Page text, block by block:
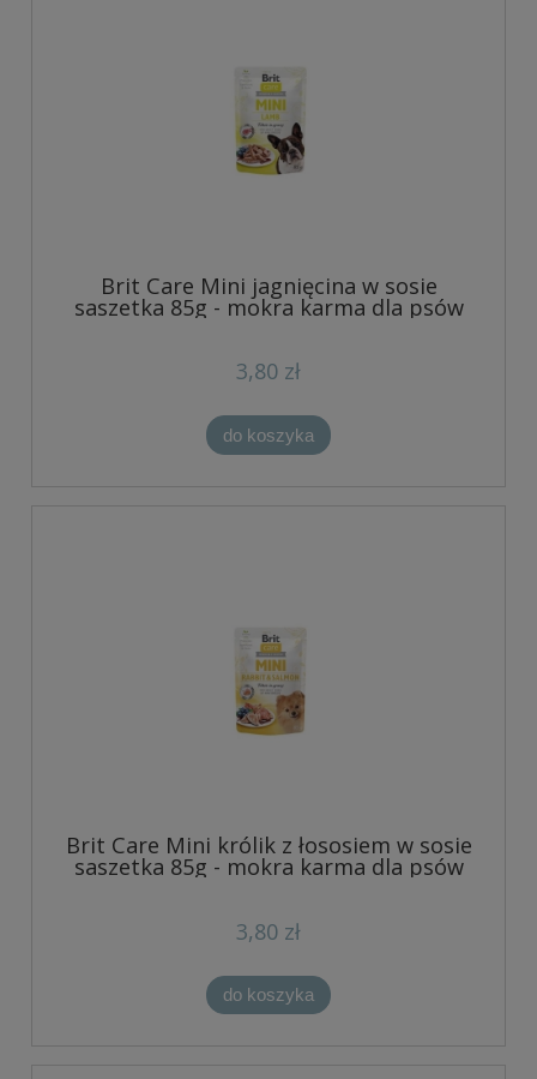
Brit Care Mini jagnięcina w sosie
saszetka 85g - mokra karma dla psów
3,80 zł
do koszyka
Brit Care Mini królik z łososiem w sosie
saszetka 85g - mokra karma dla psów
3,80 zł
do koszyka